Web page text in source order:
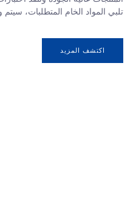
تلبي المواد الخام المتطلبات، سيتم
اكتشف المزيد